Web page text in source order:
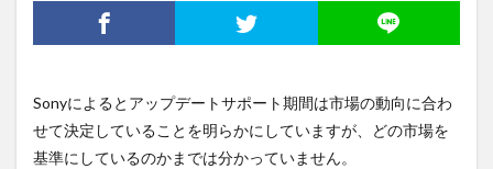
Sonyによるとアップデートサポート期間は市場の動向に合わ
せて決定していることを明らかにしていますが、どの市場を
基準にしているのかまでは分かっていません。